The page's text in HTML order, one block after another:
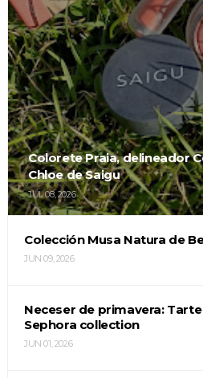
Colorete Praia, delineador
Chloe de Saigu
JUL 08, 2026
Colección Musa Natura de
JUN 09, 2026
Neceser de primavera:
Sephora collection
JUN 01, 2026